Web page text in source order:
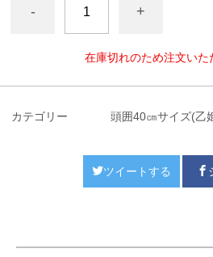
- +
在庫切れのため注文いた
カテゴリー 頭囲40㎝サイズ(乙
ツイートする